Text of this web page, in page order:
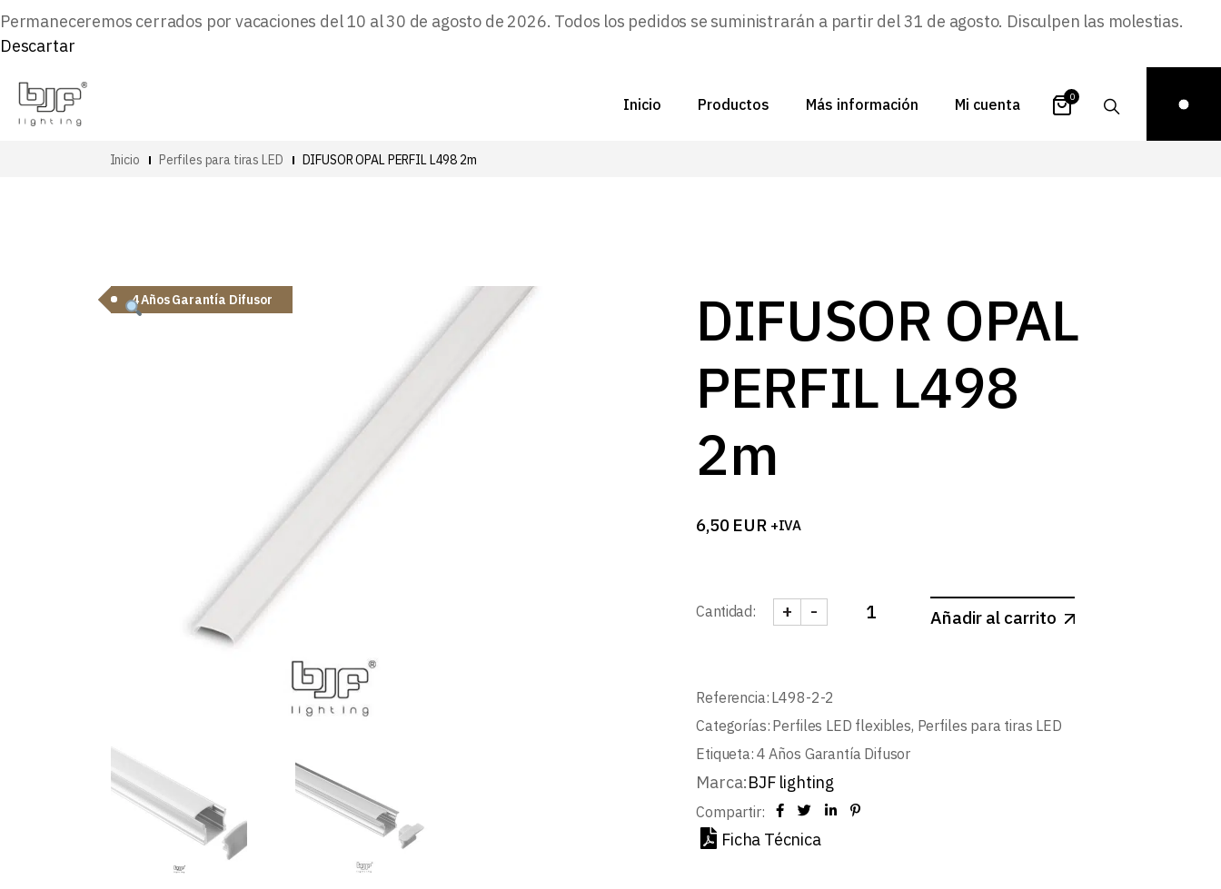
Permaneceremos cerrados por vacaciones del 10 al 30 de agosto de 2026. Todos los pedidos se suministrarán a partir del 31 de agosto. Disculpen las molestias.
Descartar
Inicio Productos Más información
FAQs
Proyectos
Zona de inspiración
Blog
Mi cuenta
contraseña
0
Inicio Perfiles para tiras LED DIFUSOR OPAL PERFIL L498 2m
4 Años Garantía Difusor
DIFUSOR OPAL
PERFIL L498
2m
6,50 EUR +IVA
Cantidad: DIFUSOR OPAL PERFIL L498 2m cantidad
-
+ Añadir al carrito
Referencia: L498-2-2
Categorías: Perfiles LED flexibles, Perfiles para tiras LED
Etiqueta: 4 Años Garantía Difusor
Marca:BJF lighting
Compartir:
Ficha Técnica